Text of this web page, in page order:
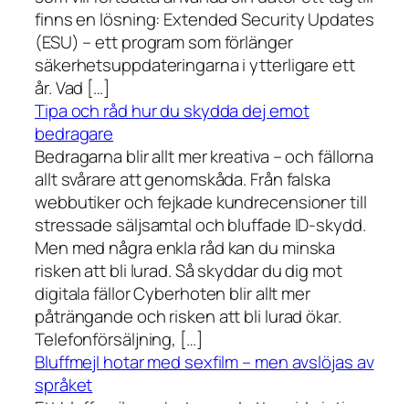
finns en lösning: Extended Security Updates
(ESU) – ett program som förlänger
säkerhetsuppdateringarna i ytterligare ett
år. Vad […]
Tipa och råd hur du skydda dej emot
bedragare
Bedragarna blir allt mer kreativa – och fällorna
allt svårare att genomskåda. Från falska
webbutiker och fejkade kundrecensioner till
stressade säljsamtal och bluffade ID-skydd.
Men med några enkla råd kan du minska
risken att bli lurad. Så skyddar du dig mot
digitala fällor Cyberhoten blir allt mer
påträngande och risken att bli lurad ökar.
Telefonförsäljning, […]
Bluffmejl hotar med sexfilm – men avslöjas av
språket